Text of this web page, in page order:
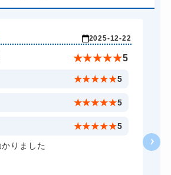
14,300円～(税込)
11,000円～(税込)
11,000円～(税込)
け 8,800円～(税込)
10,780円～(税込)
11,000円～(税込)
2025-12-22
★★★★★5
★★★★★5
★★★★★5
★★★★★5
りました